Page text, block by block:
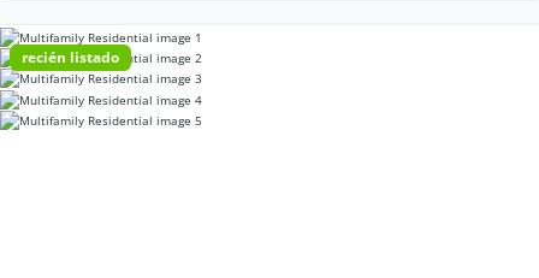
recién listado